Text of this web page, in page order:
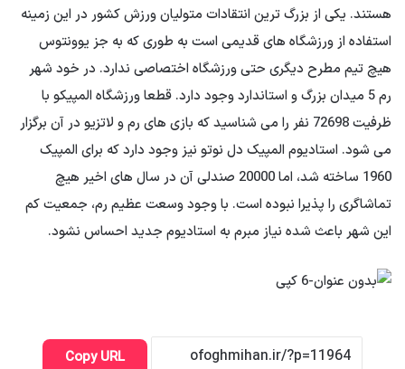
هستند. یکی از بزرگ ترین انتقادات متولیان ورزش کشور در این زمینه
استفاده از ورزشگاه های قدیمی است به طوری که به جز یوونتوس
هیچ تیم مطرح دیگری حتی ورزشگاه اختصاصی ندارد. در خود شهر
رم 5 میدان بزرگ و استاندارد وجود دارد. قطعا ورزشگاه المپیکو با
ظرفیت 72698 نفر را می شناسید که بازی های رم و لاتزیو در آن برگزار
می شود. استادیوم المپیک دل نوتو نیز وجود دارد که برای المپیک
1960 ساخته شد، اما 20000 صندلی آن در سال های اخیر هیچ
تماشاگری را پذیرا نبوده است. با وجود وسعت عظیم رم، جمعیت کم
این شهر باعث شده نیاز مبرم به استادیوم جدید احساس نشود.
Copy URL